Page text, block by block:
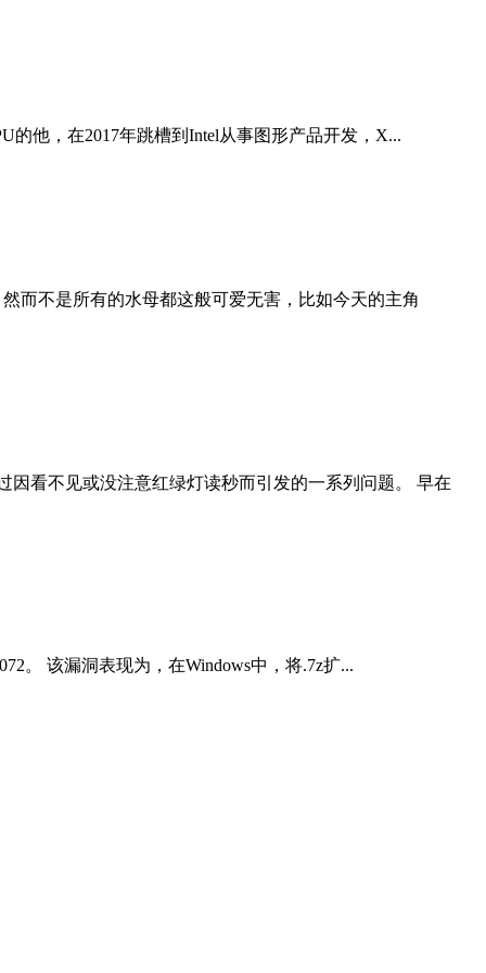
的他，在2017年跳槽到Intel从事图形产品开发，X...
而不是所有的水母都这般可爱无害，比如今天的主角
看不见或没注意红绿灯读秒而引发的一系列问题。 早在
。 该漏洞表现为，在Windows中，将.7z扩...